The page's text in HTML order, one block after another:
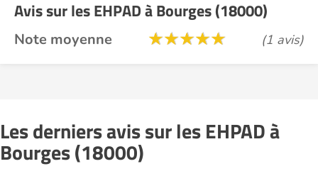
Avis sur les EHPAD à Bourges (18000)
Note moyenne (1 avis)
Les derniers avis sur les EHPAD à
Bourges (18000)